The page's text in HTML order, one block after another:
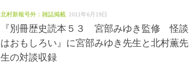
北村新報号外：雑誌掲載 2011年6月19日
『別冊歴史読本５３ 宮部みゆき監修 怪談
はおもしろい』に宮部みゆき先生と北村薫先
生の対談収録